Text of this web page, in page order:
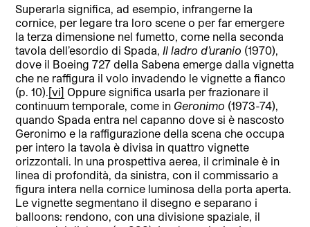
Superarla significa, ad esempio, infrangerne la
cornice, per legare tra loro scene o per far emergere
la terza dimensione nel fumetto, come nella seconda
tavola dell’esordio di Spada,Il ladro d’uranio (1970),
dove il Boeing 727 della Sabena emerge dalla vignetta
che ne raffigura il volo invadendo le vignette a fianco
(p. 10).[vi] Oppure significa usarla per frazionare il
continuum temporale, come in Geronimo (1973-74),
quando Spada entra nel capanno dove si è nascosto
Geronimo e la raffigurazione della scena che occupa
per intero la tavola è divisa in quattro vignette
orizzontali. In una prospettiva aerea, il criminale è in
linea di profondità, da sinistra, con il commissario a
figura intera nella cornice luminosa della porta aperta.
Le vignette segmentano il disegno e separano i
balloons: rendono, con una divisione spaziale, il